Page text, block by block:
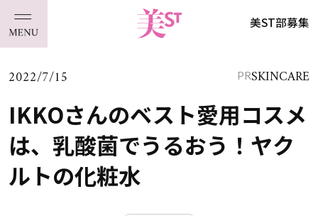
美ST部募集
2022/7/15 PRSKINCARE
IKKOさんのベスト愛用コスメ
は、乳酸菌でうるおう！ヤク
ルトの化粧水